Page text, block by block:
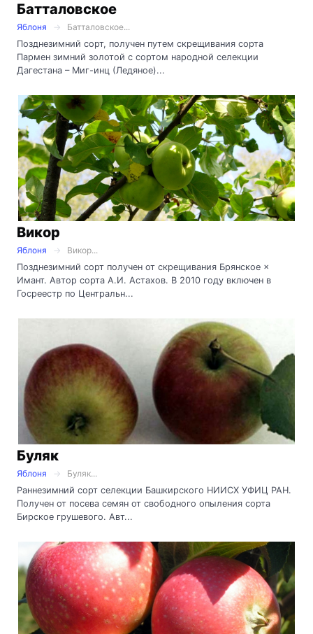
Батталовское
Яблоня
Батталовское...
Позднезимний сорт, получен путем скрещивания сорта
Пармен зимний золотой с сортом народной селекции
Дагестана – Миг-инц (Ледяное)...
Викор
Яблоня
Викор...
Позднезимний сорт получен от скрещивания Брянское ×
Имант. Автор сорта А.И. Астахов. В 2010 году включен в
Госреестр по Центральн...
Буляк
Яблоня
Буляк...
Раннезимний сорт селекции Башкирского НИИСХ УФИЦ РАН.
Получен от посева семян от свободного опыления сорта
Бирское грушевого. Авт...